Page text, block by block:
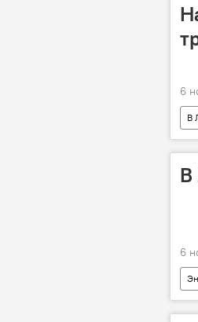
6
В
В
6